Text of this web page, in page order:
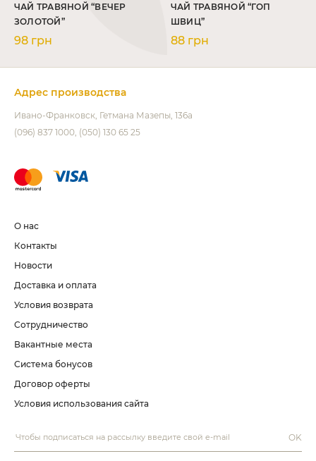
ЧАЙ ТРАВЯНОЙ “ВЕЧЕР
ЗОЛОТОЙ”
98 грн
ЧАЙ ТРАВЯНОЙ “ГОП
ШВИЦ”
88 грн
Адрес производства
Ивано-Франковск Гетмана Мазепы, 136а
(096) 837 1000 (050) 130 65 25
О нас
Контакты
Новости
Доставка и оплата
Условия возврата
Сотрудничество
Вакантные места
Система бонусов
Договор оферты
Условия использования сайта
OK